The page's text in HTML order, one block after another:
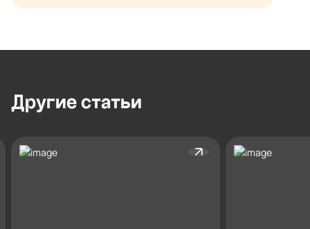
Другие статьи